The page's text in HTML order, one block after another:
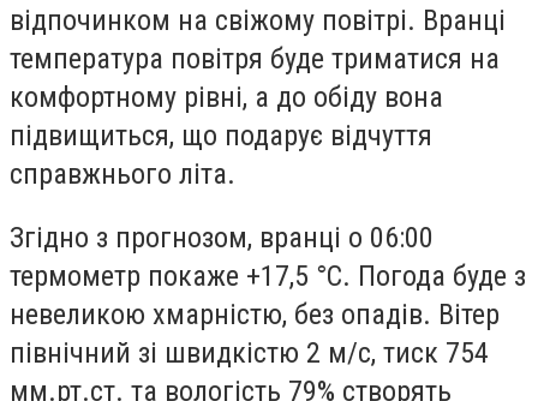
відпочинком на свіжому повітрі. Вранці
температура повітря буде триматися на
комфортному рівні, а до обіду вона
підвищиться, що подарує відчуття
справжнього літа.
Згідно з прогнозом, вранці о 06:00
термометр покаже +17,5 °C. Погода буде з
невеликою хмарністю, без опадів. Вітер
північний зі швидкістю 2 м/с, тиск 754
мм.рт.ст. та вологість 79% створять